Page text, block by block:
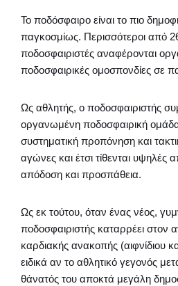
Το ποδόσφαιρο είναι το πιο
παγκοσμίως. Περισσότεροι από
ποδοσφαιριστές αναφέρονται
ποδοσφαιρικές ομοσπονδίες σε
Ως αθλητής, ο ποδοσφαιριστής
οργανωμένη ποδοσφαιρική
συστηματική προπόνηση και
αγώνες και έτσι τίθενται υψηλές
απόδοση και προσπάθεια.
Ως εκ τούτου, όταν ένας νέος,
ποδοσφαιριστής καταρρέει στον
καρδιακής ανακοπής (αιφνίδιου
ειδικά αν το αθλητικό γεγονός
θάνατός του αποκτά μεγάλη